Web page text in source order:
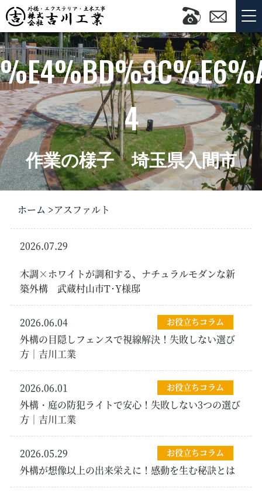
4
作業の様子 埼玉県入間市
ホーム アスファルト
2026.07.29
木調×ホワイトが調和する、ナチュラルモダンな新
築外構 武蔵村山市T･Y様邸
2026.06.04 お役立ちコラム
外構の目隠しフェンスで視線解決！失敗しない選び
方｜吉川工業
2026.06.01 お役立ちコラム
外構・庭の防犯ライトで安心！失敗しない3つの選び
方｜吉川工業
2026.05.29 お役立ちコラム
外構が想像以上の出来栄えに！感動を生む秘訣とは